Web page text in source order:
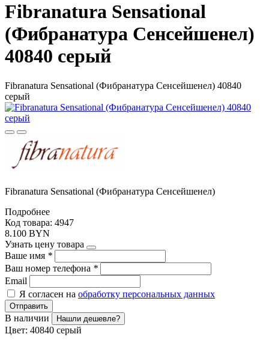
Fibranatura Sensational
(Фибранатура Сенсейшенел)
40840 серый
Fibranatura Sensational (Фибранатура Сенсейшенел) 40840
серый
Fibranatura Sensational (Фибранатура Сенсейшенел)
Подробнее
Код товара: 4947
8.100 BYN
Узнать цену товара
Ваше имя *
Ваш номер телефона *
Email
Я согласен на обработку персональных данных
Отправить
В наличии Нашли дешевле?
Цвет: 40840 серый